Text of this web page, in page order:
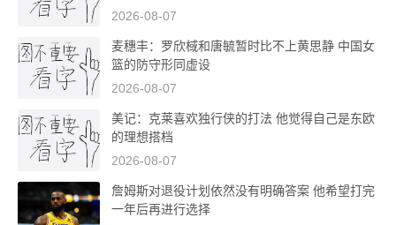
2026-08-07
麦穗丰：罗欣棫和唐毓暂时比不上黄思静 中国女
篮的防守形同虚设
2026-08-07
美记：克莱喜欢独行侠的打法 他觉得自己是东欧
的理想搭档
2026-08-07
詹姆斯对退役计划依然没有明确答案 他希望打完
一年后再进行选择